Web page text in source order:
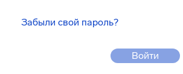
Забыли свой пароль?
Войти